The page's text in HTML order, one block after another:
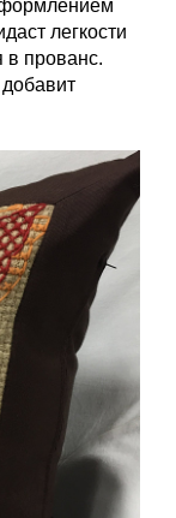
легкости
в прованс.